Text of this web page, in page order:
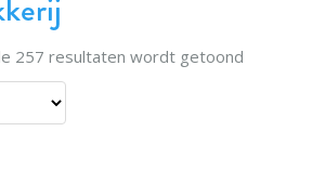
257 resultaten wordt getoond